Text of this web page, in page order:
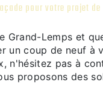
pour votre projet
Grand-Lemps et
un coup de neuf à
n'hésitez pas à
proposons des